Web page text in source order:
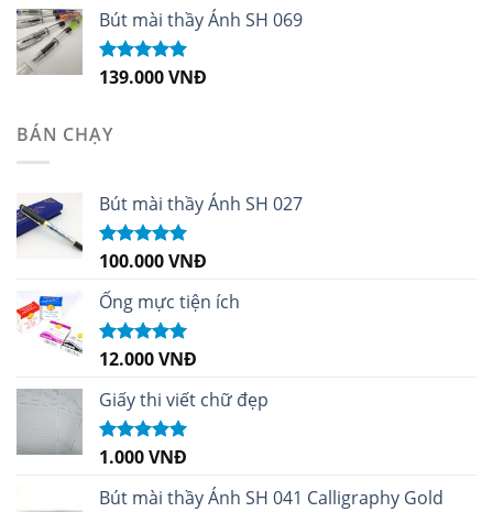
Bút mài thầy Ánh SH 069
Được xếp
139.000VNĐ
BÁN CHẠY
Bút mài thầy Ánh SH 027
Được xếp
sao
100.000VNĐ
Ống mực tiện ích
Được xếp
sao
12.000VNĐ
Giấy thi viết chữ đẹp
Được xếp
sao
1.000VNĐ
Bút mài thầy Ánh SH 041 Calligraphy Gold